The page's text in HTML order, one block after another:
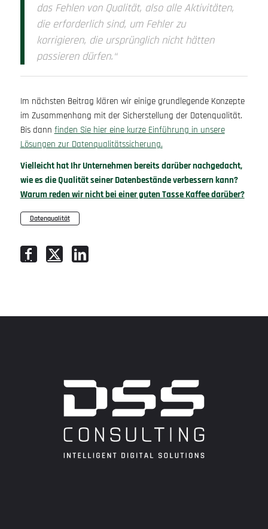
das Fehlen von Qualität, also alle Aktivitäten,
die erforderlich sind, um Fehler zu
korrigieren, die ursprünglich nicht hätten
passieren dürfen.“
Im nächsten Beitrag klären wir einige grundlegende Konzepte
im Zusammenhang mit der Sicherstellung der Datenqualität.
Bis dann finden Sie hier eine kurze Einführung in unsere
Lösungen zur Datenqualitätssicherung.
Vielleicht hat Ihr Unternehmen bereits darüber nachgedacht,
wie es die Qualität seiner Datenbestände verbessern kann?
Warum reden wir nicht bei einer guten Tasse Kaffee darüber?
Datenqualität